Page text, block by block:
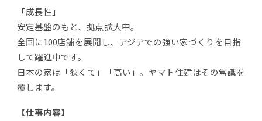
「成長性」
安定基盤のもと、拠点拡大中。
全国に100店舗を展開し、アジアでの強い家づくりを目指
して躍進中です。
日本の家は「狭くて」「高い」。ヤマト住建はその常識を
覆します。
【仕事内容】